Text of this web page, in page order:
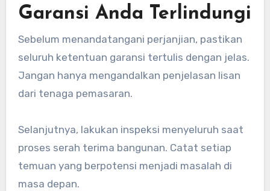
Garansi Anda Terlindungi
Sebelum menandatangani perjanjian, pastikan
seluruh ketentuan garansi tertulis dengan jelas.
Jangan hanya mengandalkan penjelasan lisan
dari tenaga pemasaran.
Selanjutnya, lakukan inspeksi menyeluruh saat
proses serah terima bangunan. Catat setiap
temuan yang berpotensi menjadi masalah di
masa depan.